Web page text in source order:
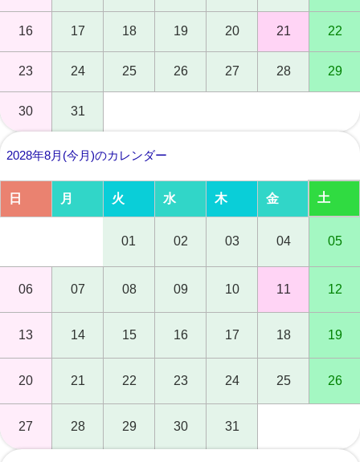
16 17 18 19 20 21 22
23 24 25 26 27 28 29
30 31
2028年8月(今月)のカレンダー
日 月 火 水 木 金 土
01 02 03 04 05
06 07 08 09 10 11 12
13 14 15 16 17 18 19
20 21 22 23 24 25 26
27 28 29 30 31